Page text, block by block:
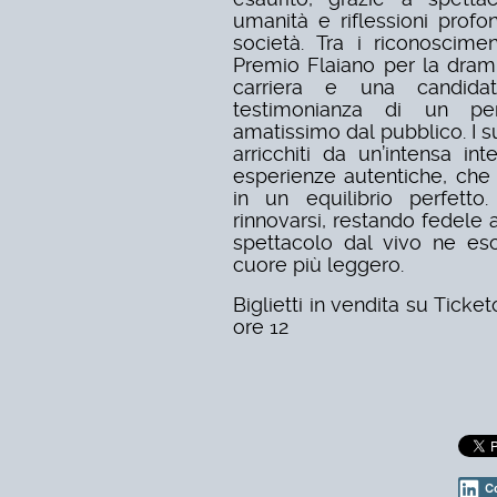
umanità e riflessioni
società. Tra i
Premio Flaiano per la
carriera e una
testimonianza di un
amatissimo dal pubblico. I
arricchiti da un’intensa
esperienze autentiche,
in un equilibrio
rinnovarsi, restando fedele
spettacolo dal vivo ne
cuore più leggero.
Biglietti in vendita su
ore 12